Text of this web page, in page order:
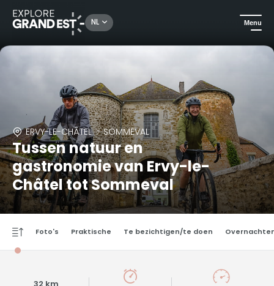
NL Menu
ERVY-LE-CHÂTEL SOMMEVAL
Tussen natuur en
gastronomie van Ervy-le-
Châtel tot Sommeval
Foto's Praktische Te bezichtigen/te doen